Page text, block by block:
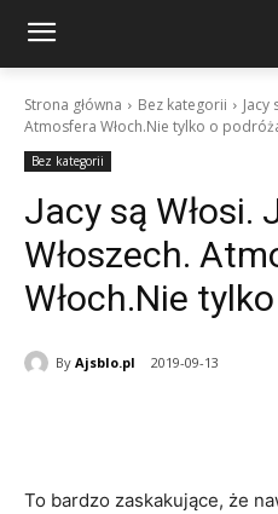
Strona główna Bez kategorii
Jacy
Atmosfera Włoch.Nie tylko o
Bez kategorii
Jacy są Włosi.
Włoszech.
Włoch.Nie
By Ajsblo.pl 2019-09-13
To bardzo zaskakujące, że